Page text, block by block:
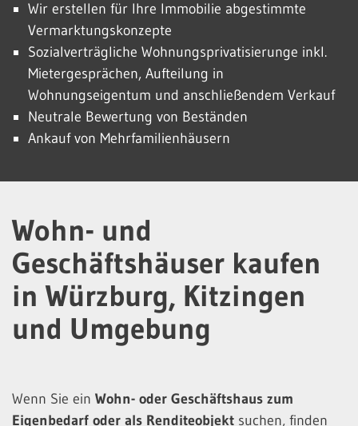
Wir erstellen für Ihre Immobilie abgestimmte
Vermarktungskonzepte
Sozialverträgliche Wohnungsprivatisierunge inkl.
Mietergesprächen, Aufteilung in
Wohnungseigentum und anschließendem Verkauf
Neutrale Bewertung von Beständen
Ankauf von Mehrfamilienhäusern
Wohn- und
Geschäftshäuser kaufen
in Würzburg, Kitzingen
und Umgebung
Wenn Sie ein Wohn- oder Geschäftshaus zum
Eigenbedarf oder als Renditeobjekt suchen, finden